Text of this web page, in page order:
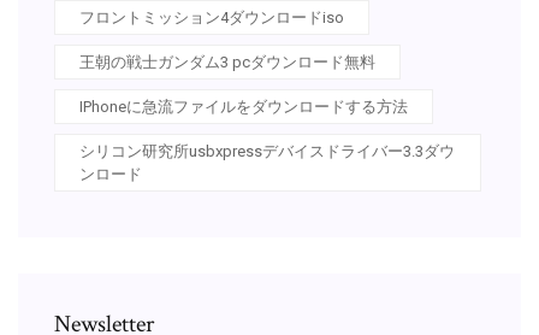
フロントミッション4ダウンロードiso
王朝の戦士ガンダム3 pcダウンロード無料
IPhoneに急流ファイルをダウンロードする方法
シリコン研究所usbxpressデバイスドライバー3.3ダウ
ンロード
Newsletter